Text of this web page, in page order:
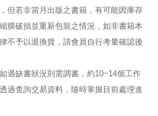
但若非當月出版之書籍，有可能因庫存
膜破損並重新包裝之情況，如非書籍本
不予以退換貨，請會員自行考量確認後
遇缺書狀況則需調書，約10~14個工作
過查詢交易資料，隨時掌握目前處理進